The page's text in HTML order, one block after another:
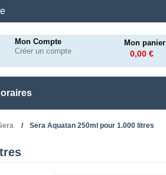
Mon Compte
Créer un compte
Mon panier
0,00 €
Sera Aquatan 250ml pour 1.000 litres